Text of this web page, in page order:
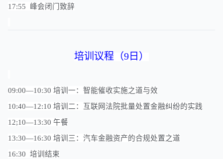
17:55 峰会闭门致辞
培训议程（9日）
09:00—10:30 培训一：智能催收实施之道与效
10:40—12:10 培训二：互联网法院批量处置金融纠纷的实践
12;10—13:30 午餐
13:30—16:30 培训三：汽车金融资产的合规处置之道
16:30 培训结束